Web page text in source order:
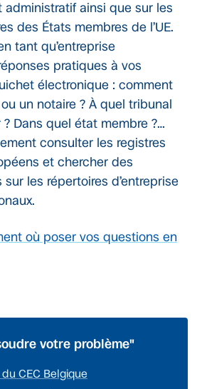
administratif ainsi que sur les
des États membres de l’UE.
tant qu’entreprise
pratiques à vos
électronique : comment
un notaire ? À quel tribunal
? Dans quel état membre ?…
consulter les registres
et chercher des
les répertoires d’entreprise
où poser vos questions en
votre problème"
CEC Belgique